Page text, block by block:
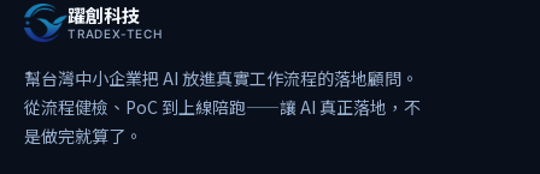
躍創科技
TRADEX-TECH
幫台灣中小企業把 AI 放進真實工作流程的落地顧問。
從流程健檢、PoC 到上線陪跑——讓 AI 真正落地，不
是做完就算了。